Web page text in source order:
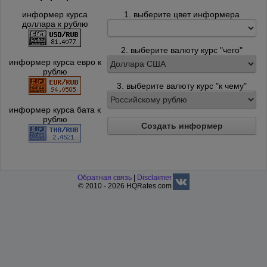
информер курса
доллара к рублю
информер курса евро к
рублю
информер курса бата к
рублю
1. выберите цвет информера
2. выберите валюту курс "чего"
3. выберите валюту курс "к чему"
Создать информер
Обратная связь
Disclaimer
© 2010 - 2026 HQRates.com